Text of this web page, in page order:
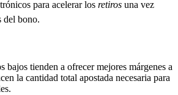
para acelerar los retiros una vez
del bono.
bajos tienden a ofrecer mejores márgenes a
la cantidad total apostada necesaria para